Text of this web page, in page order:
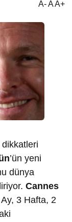
A- A A+
dikkatleri
’ün yeni
dünya
Cannes
3 Hafta, 2